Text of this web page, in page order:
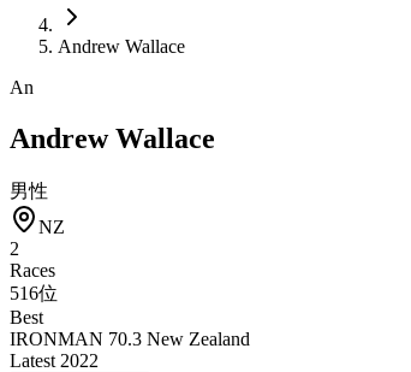
Andrew Wallace
An
Andrew Wallace
男性
NZ
2
Races
516位
Best
IRONMAN 70.3 New Zealand
Latest 2022